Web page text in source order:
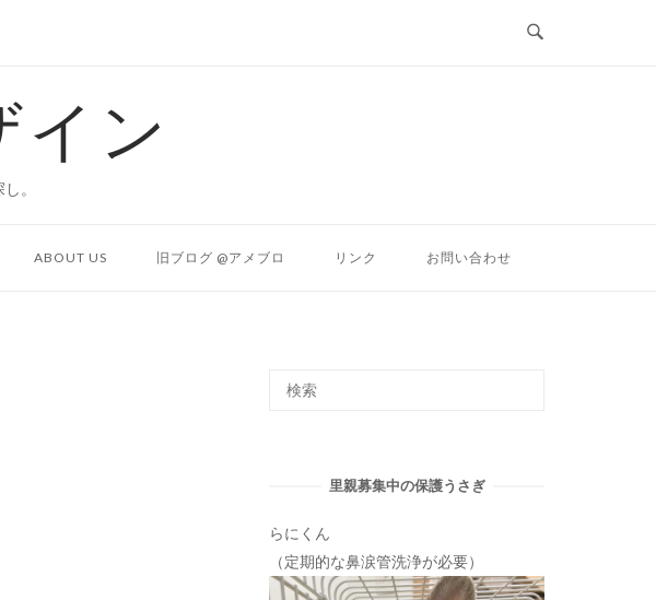
イン
。
ABOUT US 旧ブログ @アメブロ リンク お問い合わせ
里親募集中の保護うさぎ
らにくん
（定期的な鼻涙管洗浄が必要）